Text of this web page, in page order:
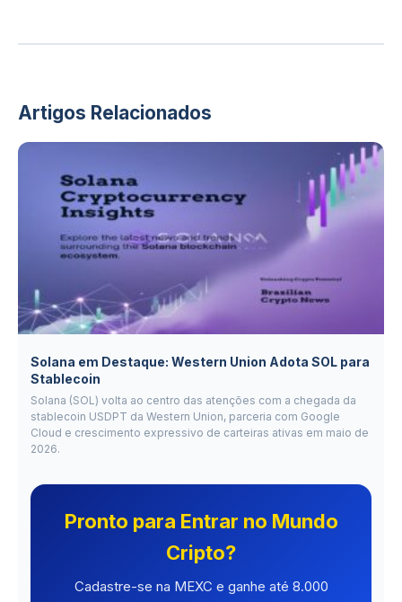
Artigos Relacionados
Solana em Destaque: Western Union Adota SOL para
Stablecoin
Solana (SOL) volta ao centro das atenções com a chegada da
stablecoin USDPT da Western Union, parceria com Google
Cloud e crescimento expressivo de carteiras ativas em maio de
2026.
Pronto para Entrar no Mundo
Cripto?
Cadastre-se na MEXC e ganhe até 8.000